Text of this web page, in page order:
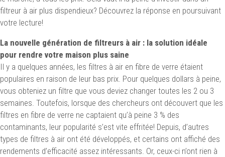
filtreur à air plus dispendieux? Découvrez la réponse en poursuivant
votre lecture!
La nouvelle génération de filtreurs à air : la solution idéale
pour rendre votre maison plus saine
Il y a quelques années, les filtres à air en fibre de verre étaient
populaires en raison de leur bas prix. Pour quelques dollars à peine,
vous obteniez un filtre que vous deviez changer toutes les 2 ou 3
semaines. Toutefois, lorsque des chercheurs ont découvert que les
filtres en fibre de verre ne captaient qu’à peine 3 % des
contaminants, leur popularité s’est vite effritée! Depuis, d’autres
types de filtres à air ont été développés, et certains ont affiché des
rendements d’efficacité assez intéressants. Or, ceux-ci n’ont rien à